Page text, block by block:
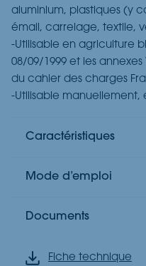
aluminium, plastiques (y
émail, carrelage, textile,
-Utilisable en agriculture
08/09/1999 et les annexes
du cahier des charges
-Utilisable
Caractéristiques
Mode d’emploi
Documents
Fiche technique